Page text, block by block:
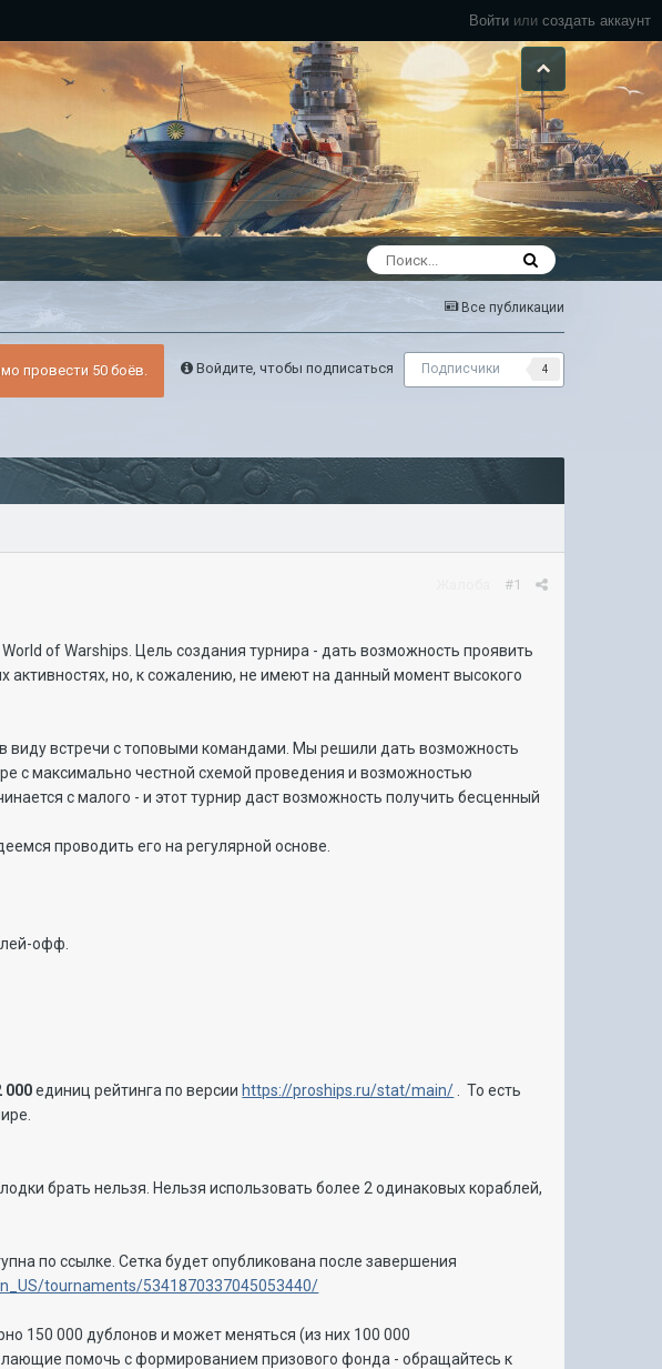
Войти или создать аккаунт
Все публикации
Войдите, чтобы подписаться Подписчики 4
провести 50 боёв.
#1
of Warships. Цель создания турнира - дать возможность проявить
активностях, но, к сожалению, не имеют на данный момент высокого
виду встречи с топовыми командами. Мы решили дать возможность
с максимально честной схемой проведения и возможностью
с малого - и этот турнир даст возможность получить бесценный
проводить его на регулярной основе.
офф.
000единиц рейтинга по версии https://proships.ru/stat/main/ . То есть
брать нельзя. Нельзя использовать более 2 одинаковых кораблей,
по ссылке. Сетка будет опубликована после завершения
tournaments/5341870337045053440/
150 000 дублонов и может меняться (из них 100 000
помочь с формированием призового фонда - обращайтесь к